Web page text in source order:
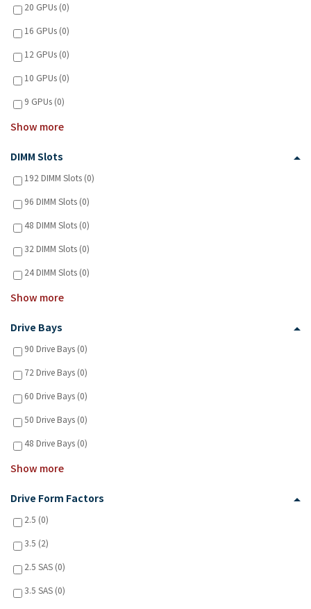
20 GPUs (0)
16 GPUs (0)
12 GPUs (0)
10 GPUs (0)
9 GPUs (0)
Show more
DIMM Slots
192 DIMM Slots (0)
96 DIMM Slots (0)
48 DIMM Slots (0)
32 DIMM Slots (0)
24 DIMM Slots (0)
Show more
Drive Bays
90 Drive Bays (0)
72 Drive Bays (0)
60 Drive Bays (0)
50 Drive Bays (0)
48 Drive Bays (0)
Show more
Drive Form Factors
2.5 (0)
3.5 (2)
2.5 SAS (0)
3.5 SAS (0)